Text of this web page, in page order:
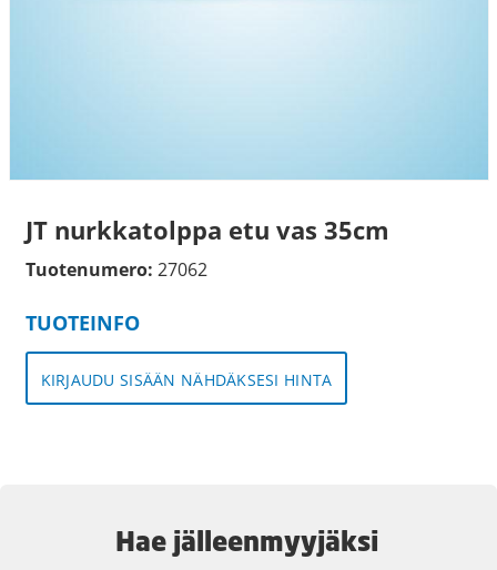
JT nurkkatolppa etu vas 35cm
Tuotenumero: 27062
TUOTEINFO
KIRJAUDU SISÄÄN NÄHDÄKSESI HINTA
Hae jälleenmyyjäksi